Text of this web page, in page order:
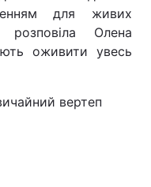
для живих
Олена
оживити увесь